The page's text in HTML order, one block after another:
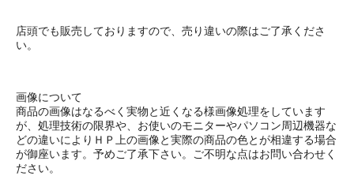
店頭でも販売しておりますので、売り違いの際はご了承くださ
い。
画像について
商品の画像はなるべく実物と近くなる様画像処理をしています
が、処理技術の限界や、お使いのモニターやパソコン周辺機器な
どの違いによりＨＰ上の画像と実際の商品の色とが相違する場合
が御座います。予めご了承下さい。ご不明な点はお問い合わせく
ださい。